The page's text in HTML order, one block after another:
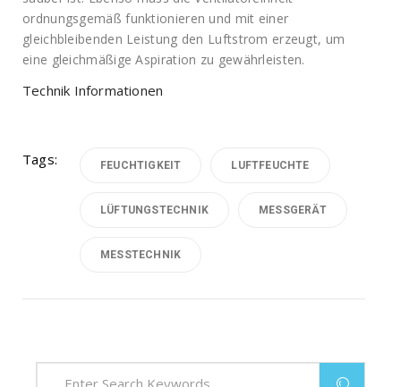
ordnungsgemäß funktionieren und mit einer
gleichbleibenden Leistung den Luftstrom erzeugt, um
eine gleichmäßige Aspiration zu gewährleisten.
Technik Informationen
Tags: FEUCHTIGKEIT LUFTFEUCHTE
LÜFTUNGSTECHNIK MESSGERÄT
MESSTECHNIK